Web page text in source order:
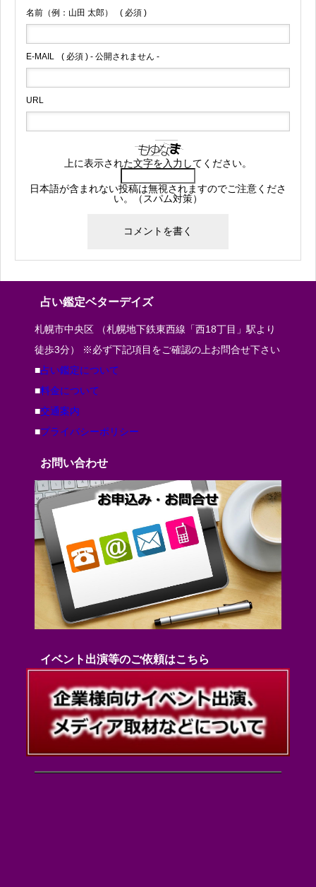
名前（例：山田 太郎） ( 必須 )
E-MAIL ( 必須 ) - 公開されません -
URL
上に表示された文字を入力してください。
日本語が含まれない投稿は無視されますのでご注意くださ
い。（スパム対策）
占い鑑定ベターデイズ
札幌市中央区 （札幌地下鉄東西線「西18丁目」駅より
徒歩3分） ※必ず下記項目をご確認の上お問合せ下さい
■占い鑑定について
■料金について
■交通案内
■プライバシーポリシー
お問い合わせ
イベント出演等のご依頼はこちら